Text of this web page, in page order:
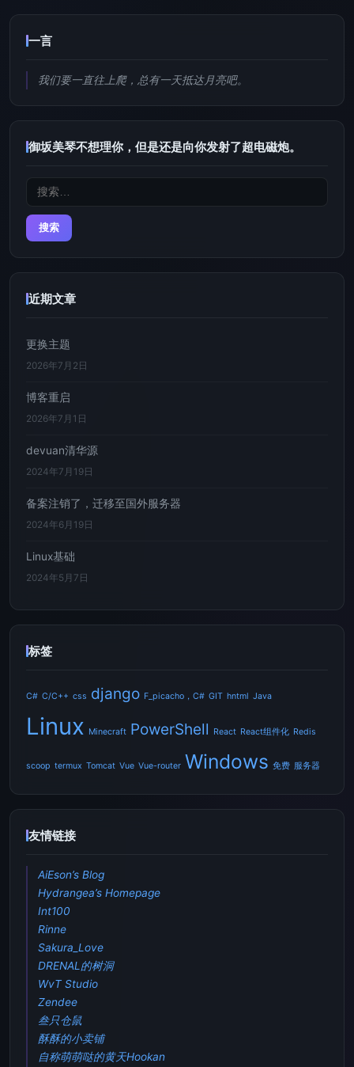
一言
我们要一直往上爬，总有一天抵达月亮吧。
御坂美琴不想理你，但是还是向你发射了超电磁炮。
搜
近期文章
更换主题
2026年7月2日
博客重启
2026年7月1日
devuan清华源
2024年7月19日
备案注销了，迁移至国外服务器
2024年6月19日
Linux基础
2024年5月7日
标签
C# C/C++ css django F_picacho，C# GIT hntml Java
Linux Minecraft PowerShell React React组件化 Redis
scoop termux Tomcat Vue Vue-router Windows 免费 服务器
友情链接
AiEson’s Blog
Hydrangea’s Homepage
Int100
Rinne
Sakura_Love
DRENAL的树洞
WvT Studio
Zendee
叁只仓鼠
酥酥的小卖铺
自称萌萌哒的黄天Hookan